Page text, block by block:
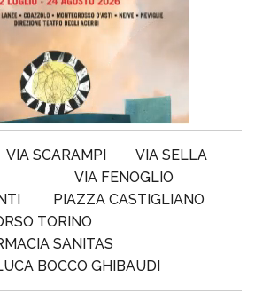
VIA SCARAMPI
VIA SELLA
VIA FENOGLIO
PIAZZA CASTIGLIANO
TORINO
SANITAS
BOCCO GHIBAUDI